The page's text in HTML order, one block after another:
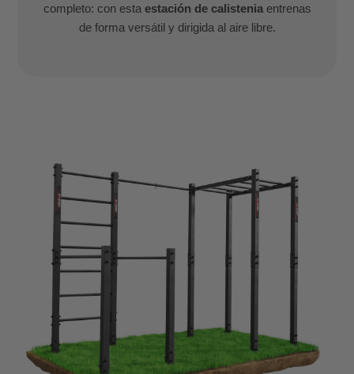
completo: con esta estación de calisteniaentrenas
de forma versátil y dirigida al aire libre.